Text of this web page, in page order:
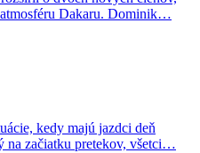
Dakaru. Dominik…
kedy majú jazdci deň
na začiatku pretekov, všetci…